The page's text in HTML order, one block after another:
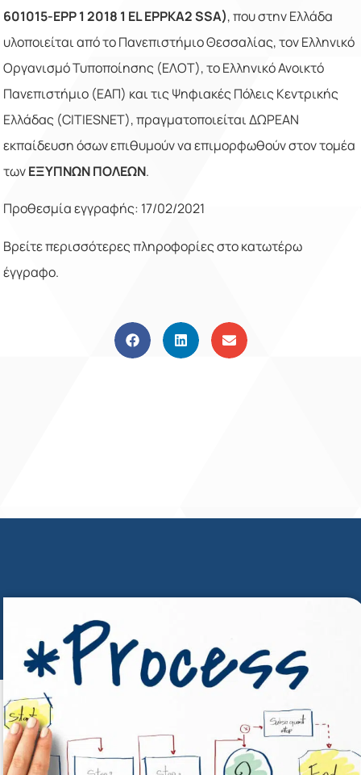
601015-EPP1 2018 1 ELEPPKA2SSA), που στην Ελλάδα
υλοποιείται από το Πανεπιστήμιο Θεσσαλίας, τον Ελληνικό
Οργανισμό Τυποποίησης (ΕΛΟΤ), το Ελληνικό Ανοικτό
Πανεπιστήμιο (ΕΑΠ) και τις Ψηφιακές Πόλεις Κεντρικής
Ελλάδας (CITIESNET), πραγματοποιείται ΔΩΡΕΑΝ
εκπαίδευση όσων επιθυμούν να επιμορφωθούν στον τομέα
τωνΕΞΥΠΝΩΝ ΠΟΛΕΩΝ.
Προθεσμία εγγραφής: 17/02/2021
Βρείτε περισσότερες πληροφορίες στο κατωτέρω
έγγραφο.